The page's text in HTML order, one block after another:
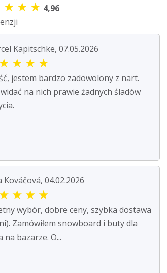
★ ★ ★ 4,96
Kapitschke, 07.05.2026
★ ★ ★ ★
jestem bardzo zadowolony z nart.
na nich prawie żadnych śladów
Kováčová, 04.02.2026
★ ★ ★ ★
wybór, dobre ceny, szybka dostawa
Zamówiłem snowboard i buty dla
na bazarze. O...